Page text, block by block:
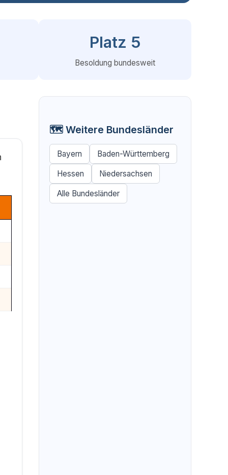
Platz 5
Besoldung bundesweit
🗺️ Weitere Bundesländer
Bayern Baden-Württemberg
Hessen Niedersachsen
Alle Bundesländer